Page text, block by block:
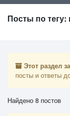
Посты по тегу:
Этот раздел
посты и ответы
Найдено 8 постов